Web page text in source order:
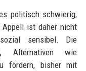
politisch schwierig,
Appell ist daher nicht
sensibel. Die
Alternativen wie
fördern, bisher mit